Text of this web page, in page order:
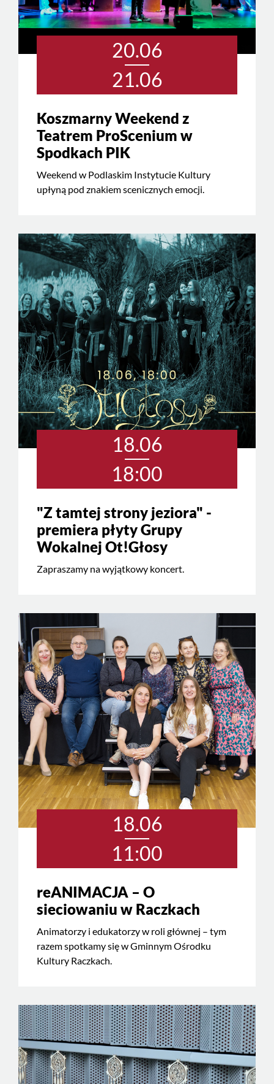
20.06
21.06
Koszmarny Weekend z
Teatrem ProScenium w
Spodkach PIK
Weekend w Podlaskim Instytucie Kultury
upłyną pod znakiem scenicznych emocji.
18.06
18:00
"Z tamtej strony jeziora" -
premiera płyty Grupy
Wokalnej Ot!Głosy
Zapraszamy na wyjątkowy koncert.
18.06
11:00
reANIMACJA – O
sieciowaniu w Raczkach
Animatorzy i edukatorzy w roli głównej – tym
razem spotkamy się w Gminnym Ośrodku
Kultury Raczkach.